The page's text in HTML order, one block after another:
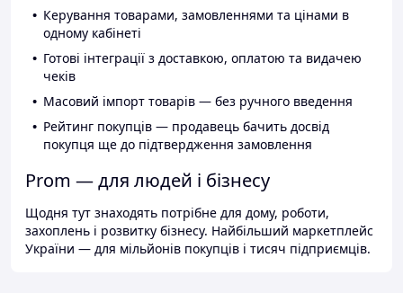
Керування товарами, замовленнями та цінами в
одному кабінеті
Готові інтеграції з доставкою, оплатою та видачею
чеків
Масовий імпорт товарів — без ручного введення
Рейтинг покупців — продавець бачить досвід
покупця ще до підтвердження замовлення
Prom — для людей і бізнесу
Щодня тут знаходять потрібне для дому, роботи,
захоплень і розвитку бізнесу. Найбільший маркетплейс
України — для мільйонів покупців і тисяч підприємців.